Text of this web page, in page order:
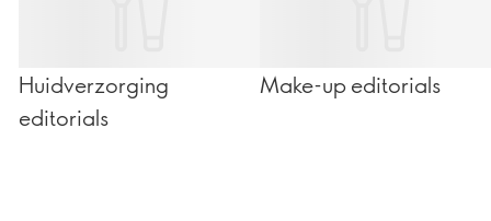
Huidverzorging
editorials
Make-up editorials